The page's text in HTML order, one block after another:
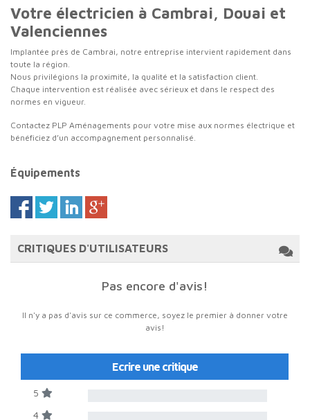
Votre électricien à Cambrai, Douai et
Valenciennes
Implantée près de Cambrai, notre entreprise intervient rapidement dans
toute la région.
Nous privilégions la proximité, la qualité et la satisfaction client.
Chaque intervention est réalisée avec sérieux et dans le respect des
normes en vigueur.
Contactez PLP Aménagements pour votre mise aux normes électrique et
bénéficiez d’un accompagnement personnalisé.
Équipements
CRITIQUES D'UTILISATEURS
Pas encore d'avis!
Il n'y a pas d'avis sur ce commerce, soyez le premier à donner votre
avis!
Ecrire une critique
5
4